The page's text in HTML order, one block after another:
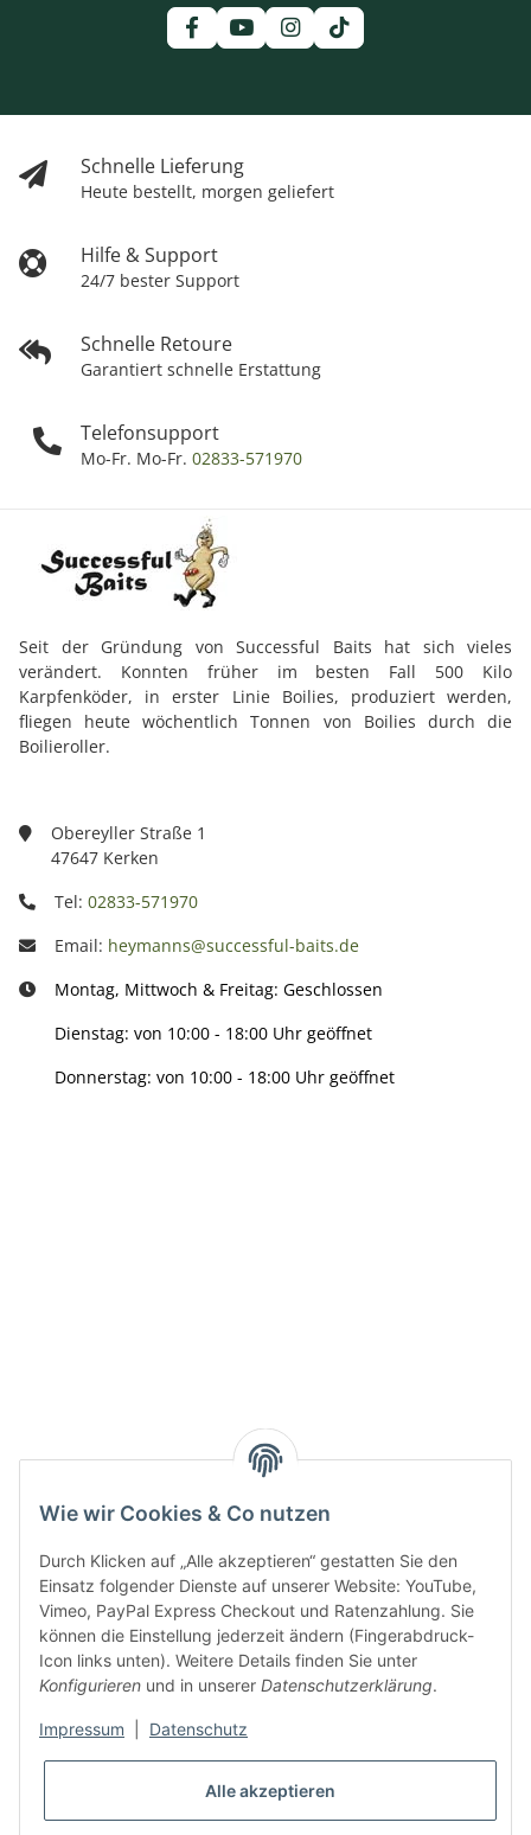
Wie wir Cookies & Co nutzen
Durch Klicken auf „Alle akzeptieren“ gestatten Sie den
Einsatz folgender Dienste auf unserer Website: YouTube,
Vimeo, PayPal Express Checkout und Ratenzahlung. Sie
können die Einstellung jederzeit ändern (Fingerabdruck-
Icon links unten). Weitere Details finden Sie unter
Konfigurieren und in unserer Datenschutzerklärung.
Impressum Datenschutz
Alle akzeptieren
Schnelle Lieferung
Heute bestellt, morgen geliefert
Hilfe & Support
24/7 bester Support
Schnelle Retoure
Garantiert schnelle Erstattung
Telefonsupport
Mo-Fr. Mo-Fr. 02833-571970
Seit der Gründung von Successful Baits hat sich vieles
verändert. Konnten früher im besten Fall 500 Kilo
Karpfenköder, in erster Linie Boilies, produziert werden,
fliegen heute wöchentlich Tonnen von Boilies durch die
Boilieroller.
Obereyller Straße 1
47647 Kerken
Tel: 02833-571970
Email: heymanns@successful-baits.de
Montag, Mittwoch & Freitag: Geschlossen
Dienstag: von 10:00 - 18:00 Uhr geöffnet
Donnerstag: von 10:00 - 18:00 Uhr geöffnet
Gesetzliche Informationen
* Alle Preise inkl. gesetzlicher USt., zzgl.